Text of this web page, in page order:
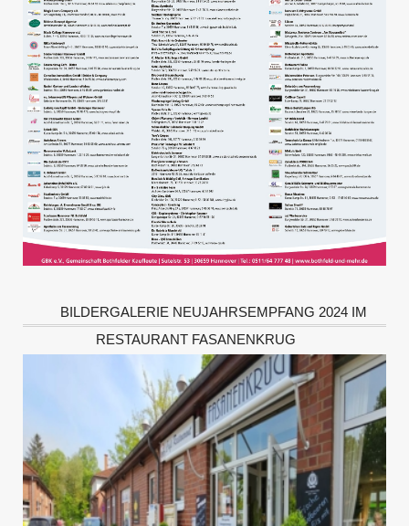
BILDERGALERIE NEUJAHRSEMPFANG 2024 IM
RESTAURANT FASANENKRUG